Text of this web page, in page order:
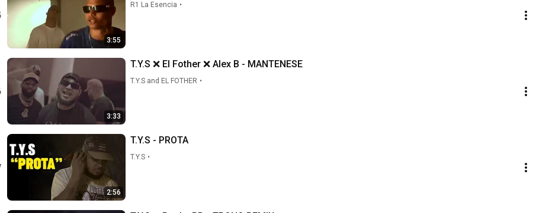
3:55
R1 La Esencia •
3:33
T.Y.S ❌ El Fother ❌ Alex B - MANTENESE
T.Y.S and EL FOTHER •
2:56
T.Y.S - PROTA
T.Y.S •